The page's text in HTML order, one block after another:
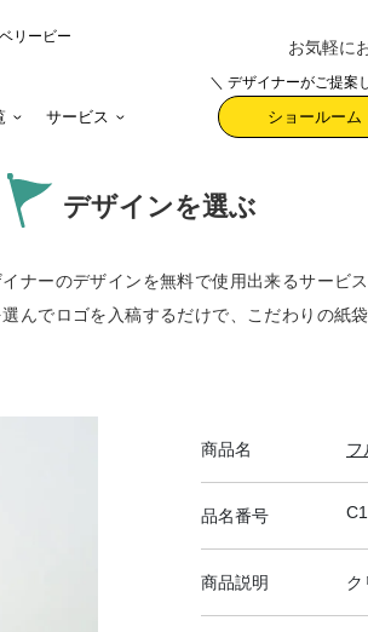
リービー
お気軽に
サービス
＼ デザイナーがご提案
ショールーム
デザインを選ぶ
ナーのデザインを無料で使用出来るサービス
んでロゴを入稿するだけで、
こだわりの紙
商品名 フ
品名番号
商品説明 ク